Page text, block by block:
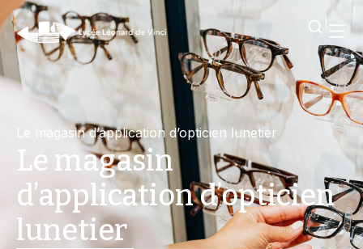
Le magasin d’application d’opticien lunetier
Le magasin
d’application d’opticien
lunetier